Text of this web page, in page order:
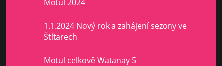
Motul 2024
1.1.2024 Nový rok a zahájení sezony ve
Štítarech
Motul celkově Watanay 5